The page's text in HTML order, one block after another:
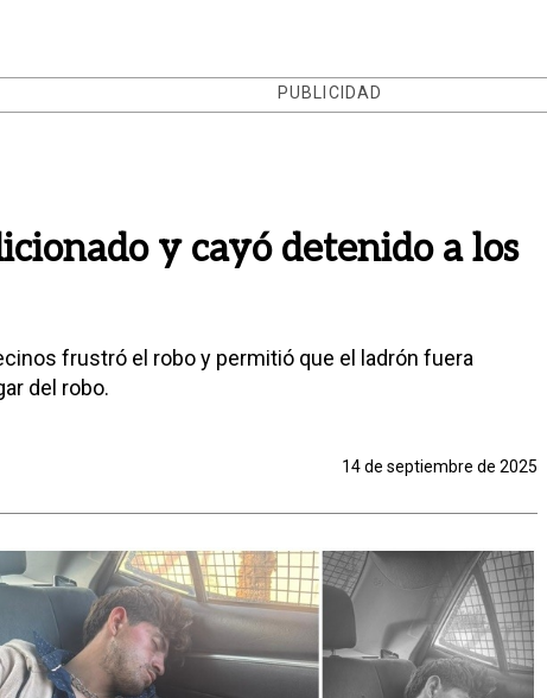
PUBLICIDAD
y cayó detenido a los
frustró el robo y permitió que el ladrón fuera
del robo.
14 de septiembre de 2025